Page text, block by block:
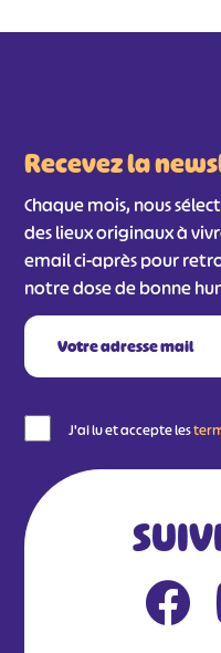
Recevez la
Chaque mois, nous
des lieux originaux à
email ci-après pour
notre dose de bonne
J'ai lu et accepte les